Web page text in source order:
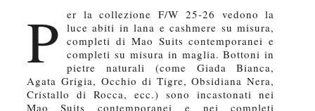
P er la collezione F/W 25-26 vedono la
luce abiti in lana e cashmere su misura,
completi di Mao Suits contemporanei e
completi su misura in maglia. Bottoni in
pietre naturali (come Giada Bianca,
Agata Grigia, Occhio di Tigre, Obsidiana Nera,
Cristallo di Rocca, ecc.) sono incastonati nei
Mao Suits contemporanei e nei completi